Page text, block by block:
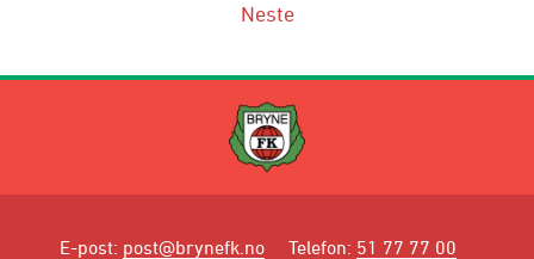
Neste
E-post: post@brynefk.no Telefon: 51 77 77 00